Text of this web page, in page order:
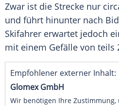
Zwar ist die Strecke nur
und führt hinunter nach
Skifahrer erwartet jedoch
mit einem Gefälle von teils
Empfohlener externer Inhalt:
Glomex GmbH
Wir benötigen Ihre